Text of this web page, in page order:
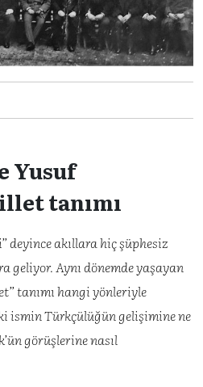
Yusuf
tanımı
akıllara hiç şüphesiz
geliyor. Aynı dönemde yaşayan
tanımı hangi yönleriyle
ismin Türkçülüğün gelişimine ne
görüşlerine nasıl